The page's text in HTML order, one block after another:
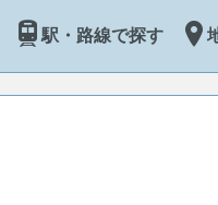
駅・路線で探す